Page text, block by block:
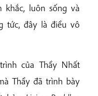
khắc, luôn sống và
tức, đây là điều vô
của Thầy Nhất
Thầy đã trình bày